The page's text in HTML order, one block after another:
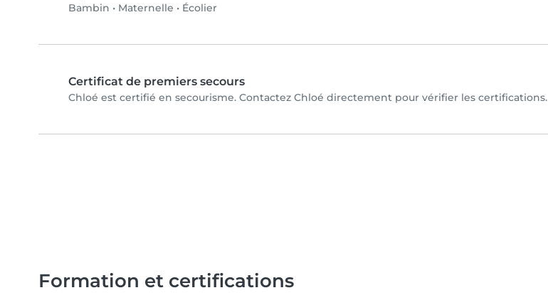
Bambin • Maternelle • Écolier
Certificat de premiers secours
Chloé est certifié en secourisme. Contactez Chloé directement pour vérifier les certifications.
Formation et certifications